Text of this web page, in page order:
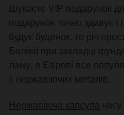
Шукаєте VIP подарунок
подарунок точно здивує
будує будинок, то річ
Болівії при закладці
ламу, в Європі все
з нержавіючих металів.
Нержавіюча капсула